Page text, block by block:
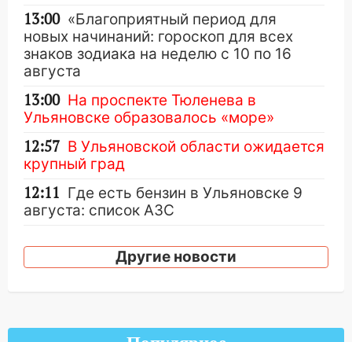
13:00 «Благоприятный период для
новых начинаний: гороскоп для всех
знаков зодиака на неделю с 10 по 16
августа
13:00 На проспекте Тюленева в
Ульяновске образовалось «море»
12:57 В Ульяновской области ожидается
крупный град
12:11 Где есть бензин в Ульяновске 9
августа: список АЗС
машину во время сильного ливня в
Ульяновске
Другие новости